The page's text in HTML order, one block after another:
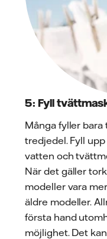
5: Fyll
Många fyller
tredjedel. Fyll
vatten och
När det gäller
modeller vara
äldre modeller.
första hand
möjlighet. Det